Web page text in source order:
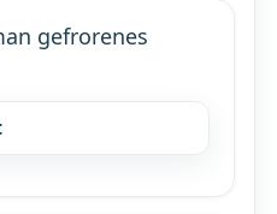
gefrorenes